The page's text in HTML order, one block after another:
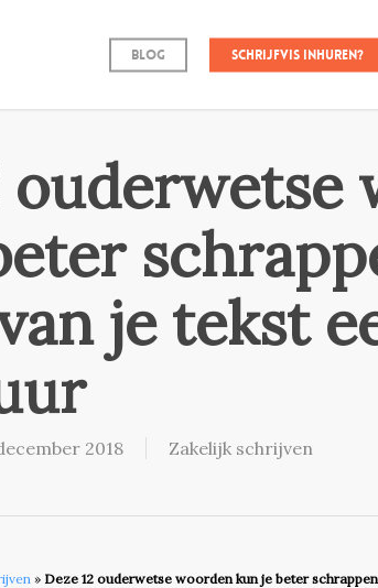
Blog Schrijfvis inhuren?
ouderwetse
je tekst
2018 Zakelijk schrijven
» Deze 12 ouderwetse woorden kun je beter